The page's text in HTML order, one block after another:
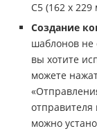
C5 (162 x 229
Создание
шаблонов не
вы хотите
можете
можно